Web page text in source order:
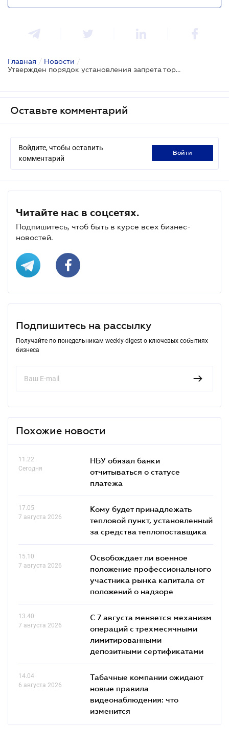
Главная / Новости /
Утвержден порядок установления запрета торговли алкогольными напитками в определенный период суток во время военного положения
Оставьте комментарий
Войдите, чтобы оставить
комментарий
войти
Читайте нас в соцсетях.
Подпишитесь, чтоб быть в курсе всех бизнес-
новостей.
Подпишитесь на рассылку
Получайте по понедельникам weekly-digest о ключевых событиях
бизнеса
Похожие новости
11.22
Сегодня
НБУ обязал банки
отчитываться о статусе
платежа
17.05
7 августа 2026
Кому будет принадлежать
тепловой пункт, установленный
за средства теплопоставщика
15.10
7 августа 2026
Освобождает ли военное
положение профессионального
участника рынка капитала от
положений о надзоре
13.40
7 августа 2026
С 7 августа меняется механизм
операций с трехмесячными
лимитированными
депозитными сертификатами
14.04
6 августа 2026
Табачные компании ожидают
новые правила
видеонаблюдения: что
изменится